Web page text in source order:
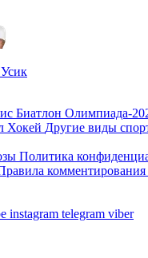
Биатлон Олимпиада-
Хокей Другие виды
Политика
комментирования
instagram telegram viber